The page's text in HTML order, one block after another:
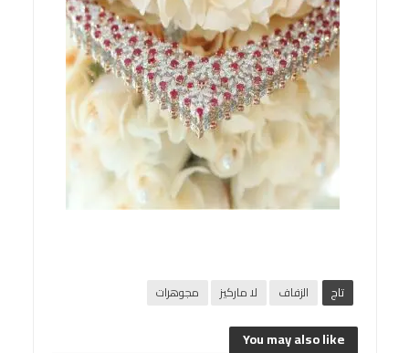
تاج الزفاف لا ماركيز مجوهرات
You may also like